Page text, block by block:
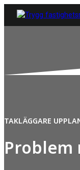
TAKLÄGGARE
Problem